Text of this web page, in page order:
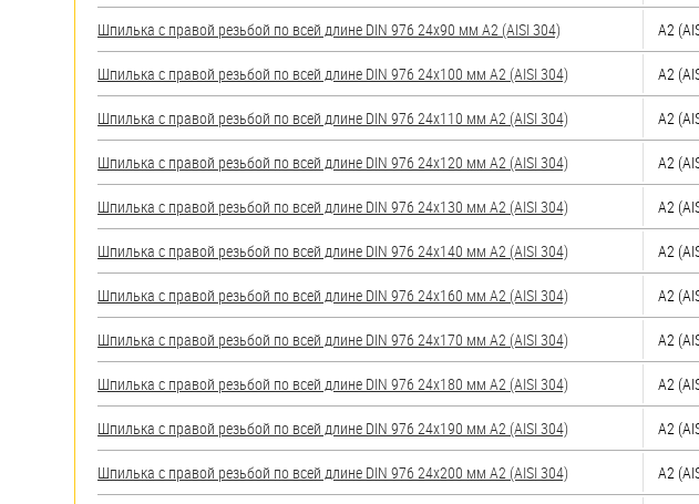
Хомуты
Шайбы
Шпильки
Шплинты
Штифты и пальцы
Шпилька с правой резьбой по всей длине DIN 976 24х90 мм А2 (AISI 304) А2
Шпилька с правой резьбой по всей длине DIN 976 24х100 мм А2 (AISI 304) А2
Шпилька с правой резьбой по всей длине DIN 976 24х110 мм А2 (AISI 304) А2
Шпилька с правой резьбой по всей длине DIN 976 24х120 мм А2 (AISI 304) А2
Шпилька с правой резьбой по всей длине DIN 976 24х130 мм А2 (AISI 304) А2
Шпилька с правой резьбой по всей длине DIN 976 24х140 мм А2 (AISI 304) А2
Шпилька с правой резьбой по всей длине DIN 976 24х160 мм А2 (AISI 304) А2
Шпилька с правой резьбой по всей длине DIN 976 24х170 мм А2 (AISI 304) А2
Шпилька с правой резьбой по всей длине DIN 976 24х180 мм А2 (AISI 304) А2
Шпилька с правой резьбой по всей длине DIN 976 24х190 мм А2 (AISI 304) А2
Шпилька с правой резьбой по всей длине DIN 976 24х200 мм А2 (AISI 304) А2